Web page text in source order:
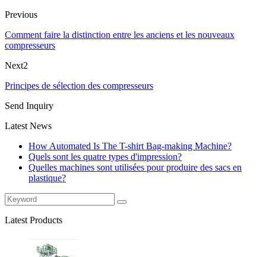
Previous
Comment faire la distinction entre les anciens et les nouveaux
compresseurs
Next2
Principes de sélection des compresseurs
Send Inquiry
Latest News
How Automated Is The T-shirt Bag-making Machine?
Quels sont les quatre types d'impression?
Quelles machines sont utilisées pour produire des sacs en
plastique?
Latest Products